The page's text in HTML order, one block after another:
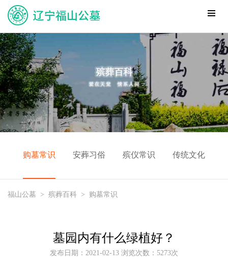
购墓常识 安葬习俗 殡仪常识 传统文化
福山公墓 > 殡葬百科 > 购墓常识
墓园内有什么绿植好？
发布日期：2021-02-13 浏览次数：5273次